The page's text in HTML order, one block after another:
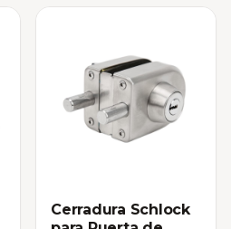
Cerradura Schlock